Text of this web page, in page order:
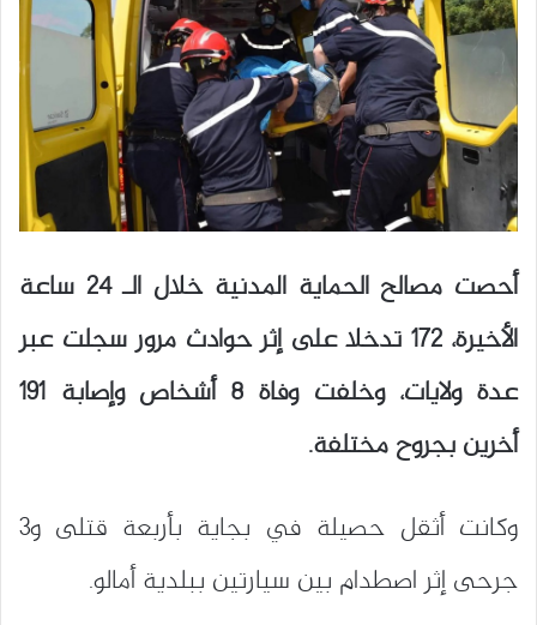
أحصت مصالح الحماية المدنية خلال الـ 24 ساعة
الأخيرة، 172 تدخلا على إثر حوادث مرور سجلت عبر
عدة ولايات، وخلفت وفاة 8 أشخاص وإصابة 191
أخرين بجروح مختلفة.
وكانت أثقل حصيلة في بجاية بأربعة قتلى و3
جرحى إثر اصطدام بين سيارتين ببلدية أمالو.